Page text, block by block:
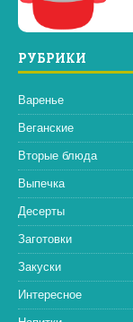
РУБРИКИ
Варенье
Веганские
Вторые блюда
Выпечка
Десерты
Заготовки
Закуски
Интересное